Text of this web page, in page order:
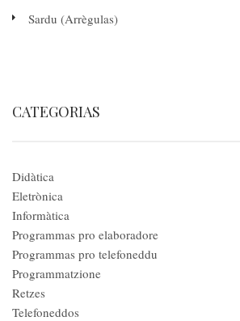
Sardu (Arrègulas)
CATEGORIAS
Didàtica
Eletrònica
Informàtica
Programmas pro elaboradore
Programmas pro telefoneddu
Programmatzione
Retzes
Telefoneddos